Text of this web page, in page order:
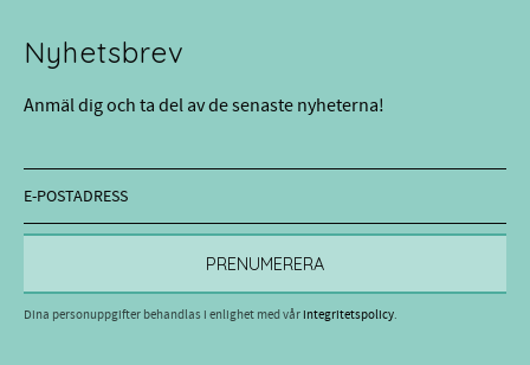
Nyhetsbrev
Anmäl dig och ta del av de senaste nyheterna!
PRENUMERERA
Dina personuppgifter behandlas i enlighet med vårintegritetspolicy.